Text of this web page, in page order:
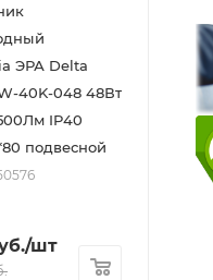
ЭРА Delta
40K-048 48Вт
IP40
подвесной
/шт